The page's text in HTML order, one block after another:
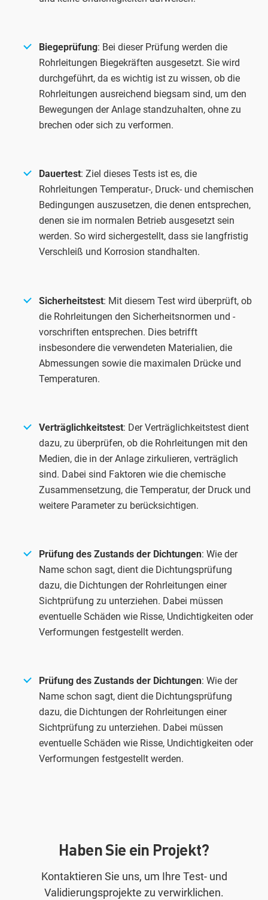
Biegeprüfung: Bei dieser Prüfung werden die
Rohrleitungen Biegekräften ausgesetzt. Sie wird
durchgeführt, da es wichtig ist zu wissen, ob die
Rohrleitungen ausreichend biegsam sind, um den
Bewegungen der Anlage standzuhalten, ohne zu
brechen oder sich zu verformen.
Dauertest: Ziel dieses Tests ist es, die
Rohrleitungen Temperatur-, Druck- und chemischen
Bedingungen auszusetzen, die denen entsprechen,
denen sie im normalen Betrieb ausgesetzt sein
werden. So wird sichergestellt, dass sie langfristig
Verschleiß und Korrosion standhalten.
Sicherheitstest: Mit diesem Test wird überprüft, ob
die Rohrleitungen den Sicherheitsnormen und -
vorschriften entsprechen. Dies betrifft
insbesondere die verwendeten Materialien, die
Abmessungen sowie die maximalen Drücke und
Temperaturen.
Verträglichkeitstest: Der Verträglichkeitstest dient
dazu, zu überprüfen, ob die Rohrleitungen mit den
Medien, die in der Anlage zirkulieren, verträglich
sind. Dabei sind Faktoren wie die chemische
Zusammensetzung, die Temperatur, der Druck und
weitere Parameter zu berücksichtigen.
Prüfung des Zustands der Dichtungen: Wie der
Name schon sagt, dient die Dichtungsprüfung
dazu, die Dichtungen der Rohrleitungen einer
Sichtprüfung zu unterziehen. Dabei müssen
eventuelle Schäden wie Risse, Undichtigkeiten oder
Verformungen festgestellt werden.
Prüfung des Zustands der Dichtungen: Wie der
Name schon sagt, dient die Dichtungsprüfung
dazu, die Dichtungen der Rohrleitungen einer
Sichtprüfung zu unterziehen. Dabei müssen
eventuelle Schäden wie Risse, Undichtigkeiten oder
Verformungen festgestellt werden.
Haben Sie ein Projekt?
Kontaktieren Sie uns, um Ihre Test- und
Validierungsprojekte zu verwirklichen.